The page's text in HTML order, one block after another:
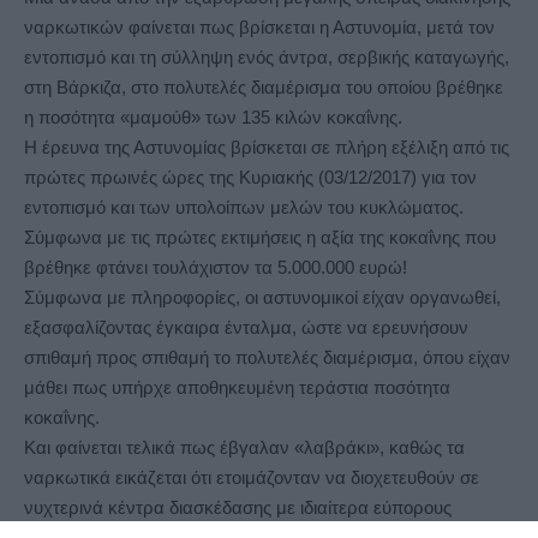
ναρκωτικών φαίνεται πως βρίσκεται η Αστυνομία, μετά τον
εντοπισμό και τη σύλληψη ενός άντρα, σερβικής καταγωγής,
στη Βάρκιζα, στο πολυτελές διαμέρισμα του οποίου βρέθηκε
η ποσότητα «μαμούθ» των 135 κιλών κοκαΐνης.
Η έρευνα της Αστυνομίας βρίσκεται σε πλήρη εξέλιξη από τις
πρώτες πρωινές ώρες της Κυριακής (03/12/2017) για τον
εντοπισμό και των υπολοίπων μελών του κυκλώματος.
Σύμφωνα με τις πρώτες εκτιμήσεις η αξία της κοκαΐνης που
βρέθηκε φτάνει τουλάχιστον τα 5.000.000 ευρώ!
Σύμφωνα με πληροφορίες, οι αστυνομικοί είχαν οργανωθεί,
εξασφαλίζοντας έγκαιρα ένταλμα, ώστε να ερευνήσουν
σπιθαμή προς σπιθαμή το πολυτελές διαμέρισμα, όπου είχαν
μάθει πως υπήρχε αποθηκευμένη τεράστια ποσότητα
κοκαΐνης.
Και φαίνεται τελικά πως έβγαλαν «λαβράκι», καθώς τα
ναρκωτικά εικάζεται ότι ετοιμάζονταν να διοχετευθούν σε
νυχτερινά κέντρα διασκέδασης με ιδιαίτερα εύπορους